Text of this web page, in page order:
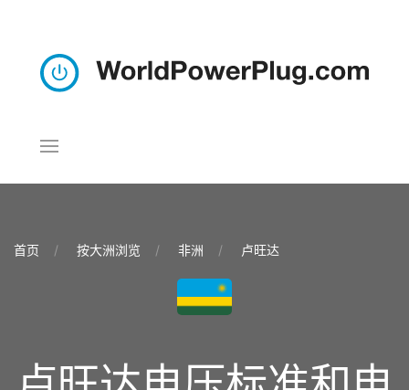
首页 按大洲浏览 非洲 卢旺达